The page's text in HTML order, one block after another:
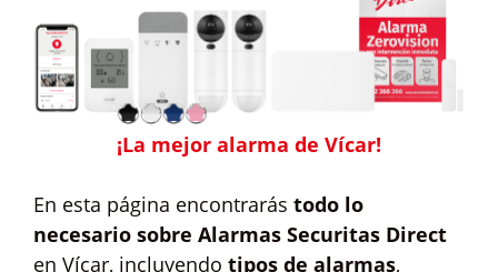
¡La mejor alarma de Vícar!
En esta página encontrarás todo lo
necesario sobre Alarmas Securitas Direct
en Vícar, incluyendo tipos de alarmas,